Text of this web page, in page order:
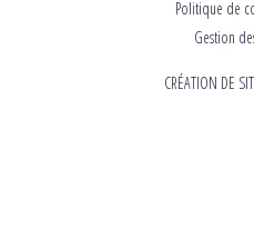
Politique de
Gestion
CRÉATION DE